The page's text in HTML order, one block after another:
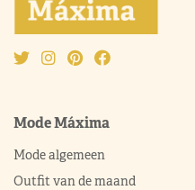
Mode Máxima
Mode algemeen
Outfit van de maand